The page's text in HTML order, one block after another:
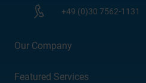
+49 (0)30 7562-1131
Our Company
Featured Services